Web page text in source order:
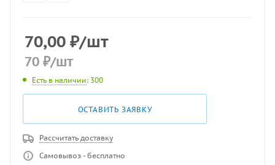
70,00 ₽/шт
70 ₽/шт
Есть в наличии: 300
ОСТАВИТЬ ЗАЯВКУ
Рассчитать доставку
Самовывоз - бесплатно